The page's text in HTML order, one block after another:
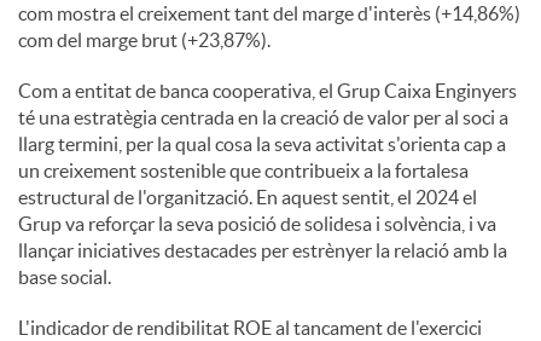
com mostra el creixement tant del marge d'interès (+14,86%)
com del marge brut (+23,87%).
Com a entitat de banca cooperativa, el Grup Caixa Enginyers
té una estratègia centrada en la creació de valor per al soci a
llarg termini, per la qual cosa la seva activitat s'orienta cap a
un creixement sostenible que contribueix a la fortalesa
estructural de l'organització. En aquest sentit, el 2024 el
Grup va reforçar la seva posició de solidesa i solvència, i va
llançar iniciatives destacades per estrènyer la relació amb la
base social.
L'indicador de rendibilitat ROE al tancament de l'exercici